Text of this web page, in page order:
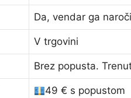
Da, vendar ga
V trgovini
Brez popusta.
49 € s popustom